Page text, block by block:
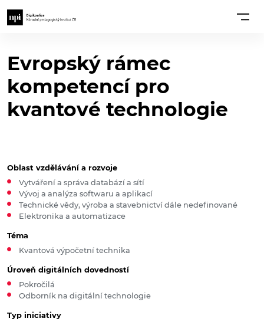
Evropský rámec
kompetencí pro
kvantové technologie
Oblast vzdělávání a rozvoje
Vytváření a správa databází a sítí
Vývoj a analýza softwaru a aplikací
Technické vědy, výroba a stavebnictví dále nedefinované
Elektronika a automatizace
Téma
Kvantová výpočetní technika
Úroveň digitálních dovedností
Pokročilá
Odborník na digitální technologie
Typ iniciativy